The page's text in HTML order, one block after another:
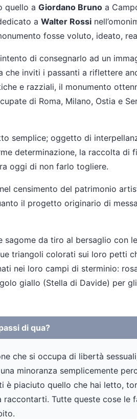
quello a Giordano Bruno a
a Walter Rossi
fosse voluto, ideato,
di consegnarlo ad un
che inviti i passanti a riflettere
e razziali, il monumento
di Roma, Milano, Ostia e
semplice; oggetto di
determinazione, la raccolta
oggi di non farlo togliere.
nel censimento del patrimonio
il progetto originario di
sagome da tiro al bersaglio con
triangoli colorati sui loro petti
nei loro campi di sterminio:
giallo (Stella di Davide) per
di qua?
che si occupa di libertà
minoranza semplicemente
è piaciuto quello che hai letto,
raccontarti. Tutte queste cose le